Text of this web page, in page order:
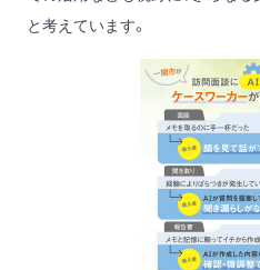
と考えています。